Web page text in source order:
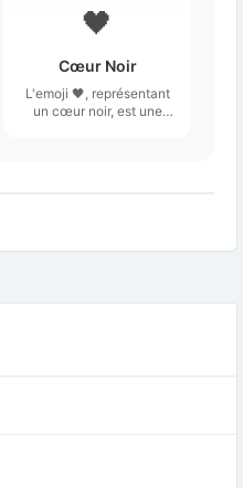
central, créant une
impression de puissance
🖤
Cœur Noir
L'emoji 🖤, représentant
un cœur noir, est une